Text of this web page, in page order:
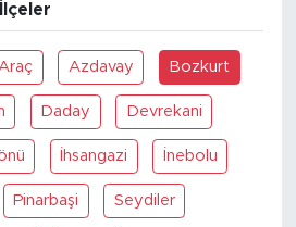
Araç Azdavay Bozkurt
Daday Devrekani
İhsangazi İnebolu
Pinarbaşi Seydiler